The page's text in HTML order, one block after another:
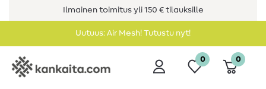
Ilmainen toimitus yli 150 € tilauksille
Uutuus: Air Mesh! Tutustu nyt!
0 0